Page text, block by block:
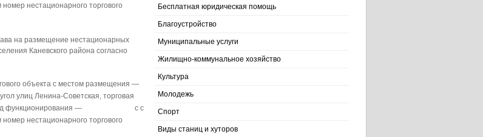
нестационарного торгового
на размещение нестационарных
Каневского района согласно
объекта с местом размещения —
улиц Ленина-Советская, торговая
период функционирования — с с
нестационарного торгового
Бесплатная юридическая помощь
Благоустройство
Муниципальные услуги
Жилищно-коммунальное хозяйство
Культура
Молодежь
Спорт
Виды станиц и хуторов